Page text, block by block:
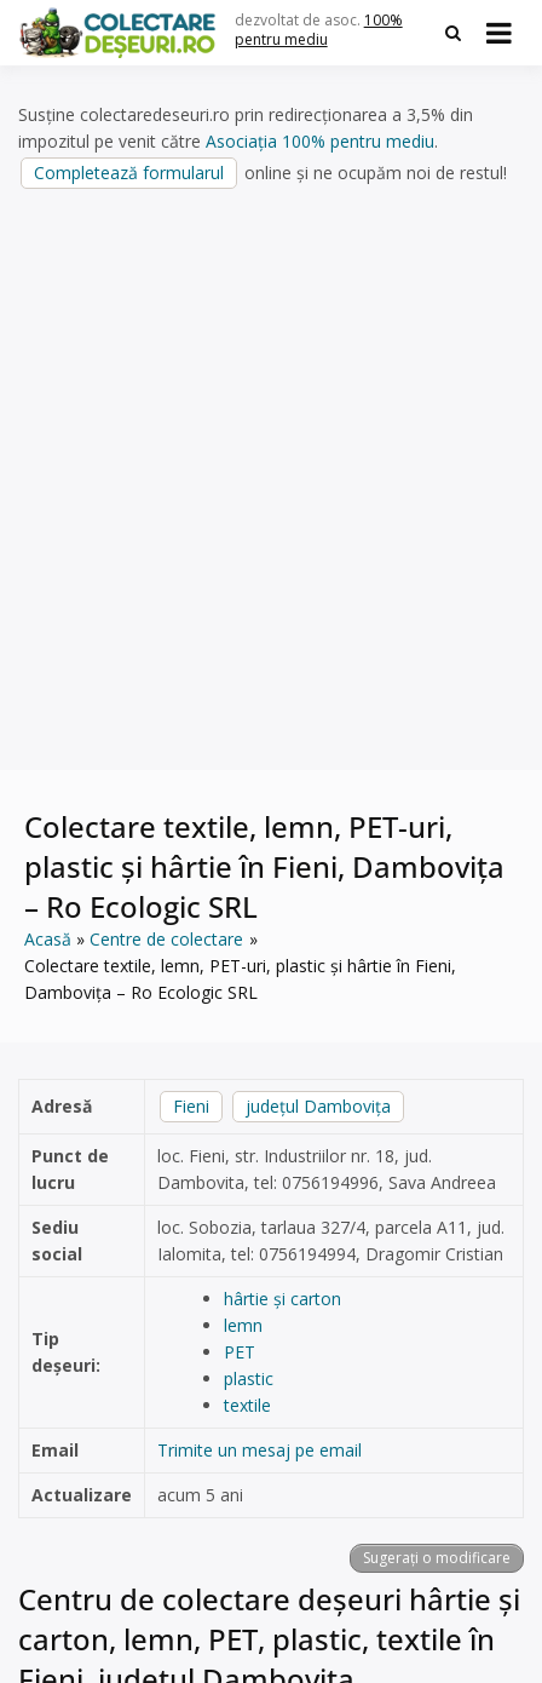
content
dezvoltat de asoc. 100%
pentru mediu
Susține colectaredeseuri.ro prin redirecționarea a 3,5% din
impozitul pe venit către Asociația 100% pentru mediu.
Completează formularul
online și ne ocupăm noi de restul!
Colectare textile, lemn, PET-uri,
plastic și hârtie în Fieni, Dambovița
– Ro Ecologic SRL
Acasă
Centre de colectare
Colectare textile, lemn, PET-uri, plastic și hârtie în Fieni,
Dambovița – Ro Ecologic SRL
Adresă Fieni județul Dambovița
Punct de
lucru
loc. Fieni, str. Industriilor nr. 18, jud.
Dambovita, tel: 0756194996, Sava Andreea
Sediu
social
loc. Sobozia, tarlaua 327/4, parcela A11, jud.
Ialomita, tel: 0756194994, Dragomir Cristian
Tip
deșeuri:
hârtie și carton
lemn
PET
plastic
textile
Email
Trimite un mesaj pe email
Actualizare
acum 5 ani
Sugerați o modificare
Centru de colectare deșeuri hârtie și
carton, lemn, PET, plastic, textile în